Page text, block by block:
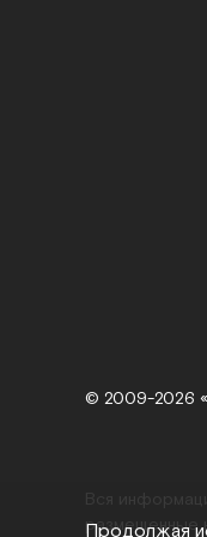
© 2009-2026
Вся
размещенные
Продолжая